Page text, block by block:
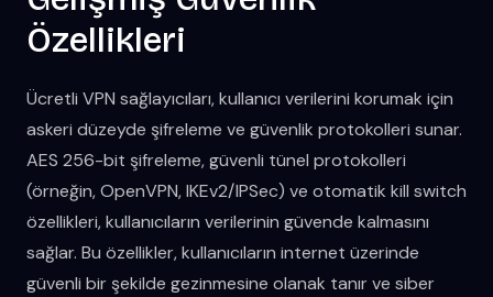
Özellikleri
Ücretli VPN sağlayıcıları, kullanıcı verilerini korumak için
askeri düzeyde şifreleme ve güvenlik protokolleri sunar.
AES 256-bit şifreleme, güvenli tünel protokolleri
(örneğin, OpenVPN, IKEv2/IPSec) ve otomatik kill switch
özellikleri, kullanıcıların verilerinin güvende kalmasını
sağlar. Bu özellikler, kullanıcıların internet üzerinde
güvenli bir şekilde gezinmesine olanak tanır ve siber